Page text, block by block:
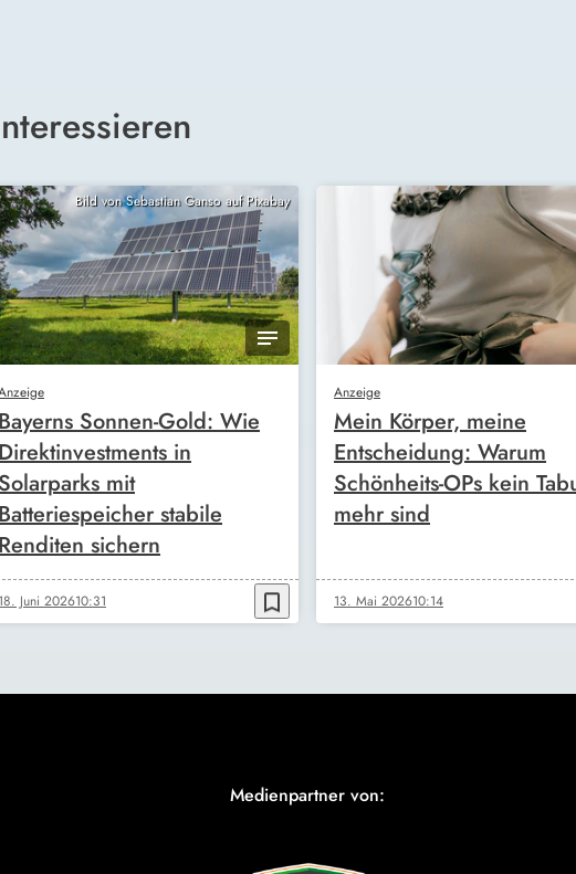
Bild von Sebastian Ganso auf Pixabay
Sonnen-Gold: Wie
in
mit
stabile
sichern
18. Juni 202610:31 bookmark_border
Anzeige
Mein Körper, meine
Entscheidung: Warum
Schönheits-OPs kein
mehr sind
13. Mai 202610:14
Medienpartner von: